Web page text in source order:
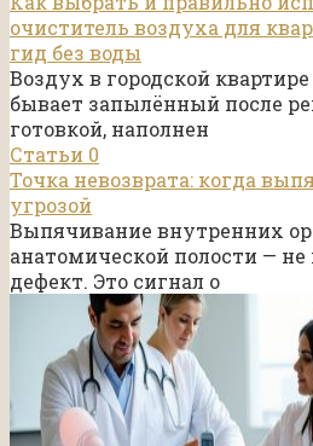
очиститель воздуха для
гид без воды
Воздух в городской
бывает запылённый после
готовкой, наполнен
Статьи 0
Точка невозврата: когда
угрозой
Выпячивание внутренних
анатомической полости —
дефект. Это сигнал о